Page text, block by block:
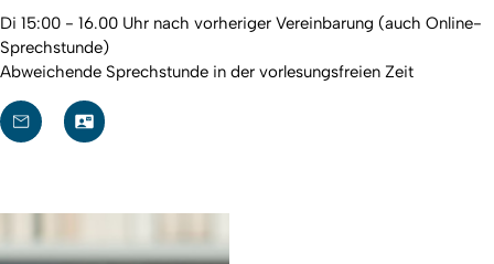
Di 15:00 - 16.00 Uhr nach vorheriger Vereinbarung (auch Online-
Sprechstunde)
Abweichende Sprechstunde in der vorlesungsfreien Zeit